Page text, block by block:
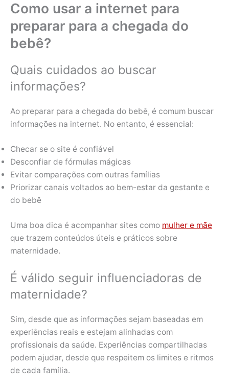
Como usar a internet para
preparar para a chegada do
bebê?
Quais cuidados ao buscar
informações?
Ao preparar para a chegada do bebê, é comum buscar
informações na internet. No entanto, é essencial:
Checar se o site é confiável
Desconfiar de fórmulas mágicas
Evitar comparações com outras famílias
Priorizar canais voltados ao bem-estar da gestante e
do bebê
Uma boa dica é acompanhar sites como mulher e mãe
que trazem conteúdos úteis e práticos sobre
maternidade.
É válido seguir influenciadoras de
maternidade?
Sim, desde que as informações sejam baseadas em
experiências reais e estejam alinhadas com
profissionais da saúde. Experiências compartilhadas
podem ajudar, desde que respeitem os limites e ritmos
de cada família.